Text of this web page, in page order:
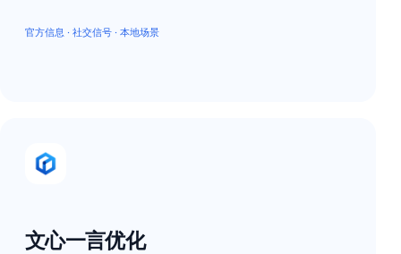
官方信息 · 社交信号 · 本地场景
文心一言优化